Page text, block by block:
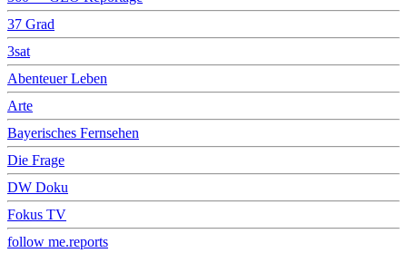
37 Grad
3sat
Abenteuer Leben
Arte
Bayerisches Fernsehen
Die Frage
DW Doku
Fokus TV
follow me.reports